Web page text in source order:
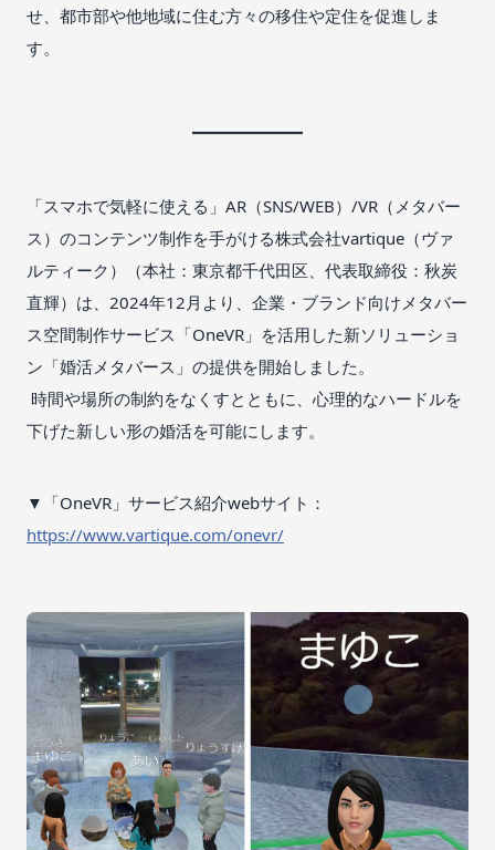
せ、都市部や他地域に住む方々の移住や定住を促進しま
す。
「スマホで気軽に使える」AR（SNS/WEB）/VR（メタバー
ス）のコンテンツ制作を手がける株式会社vartique（ヴァ
ルティーク）（本社：東京都千代田区、代表取締役：秋炭
直輝）は、2024年12月より、企業・ブランド向けメタバー
ス空間制作サービス「OneVR」を活用した新ソリューショ
ン「婚活メタバース」の提供を開始しました。
時間や場所の制約をなくすとともに、心理的なハードルを
下げた新しい形の婚活を可能にします。
▼「OneVR」サービス紹介webサイト：
https://www.vartique.com/onevr/